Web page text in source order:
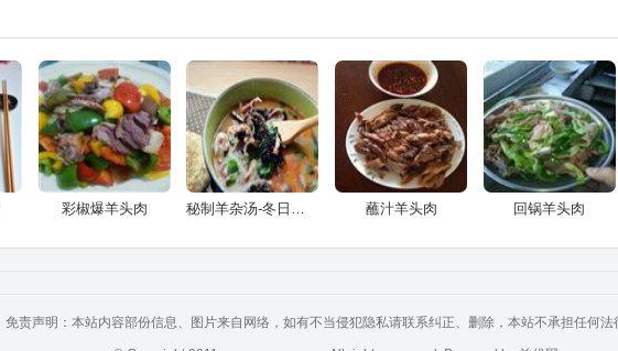
彩椒爆羊头肉 秘制羊杂汤-冬日平民进补佳品 蘸汁羊头肉 回锅羊头肉
免责声明：本站内容部份信息、图片来自网络，如有不当侵犯隐私请联系纠正、删除，本站不承担任何法